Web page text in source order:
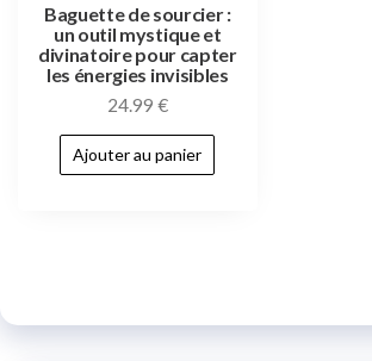
Baguette de sourcier :
un outil mystique et
divinatoire pour capter
les énergies invisibles
24.99 €
Ajouter au panier